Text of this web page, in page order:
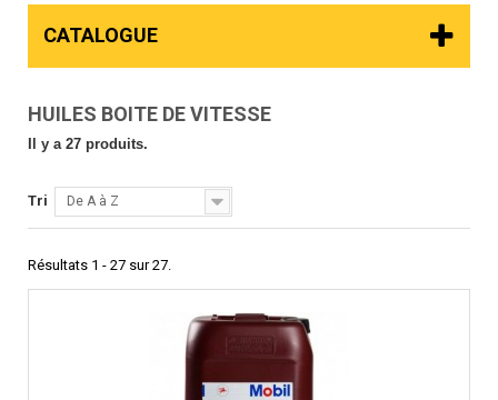
CATALOGUE
HUILES BOITE DE VITESSE
Il y a 27 produits.
Tri De A à Z
Résultats 1 - 27 sur 27.